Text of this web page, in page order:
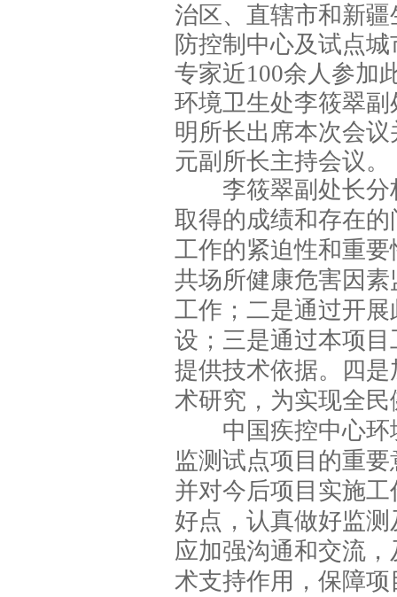
治区、直辖市和新
防控制中心及试点
专家近100余人参加
环境卫生处李筱翠
明所长出席本次会
元副所长主持会议。
李筱翠副处长分
取得的成绩和存在
工作的紧迫性和重
共场所健康危害因
工作；二是通过开
设；三是通过本项
提供技术依据。四
术研究，为实现全
中国疾控中心环
监测试点项目的重
并对今后项目实施
好点，认真做好监
应加强沟通和交流
术支持作用，保障